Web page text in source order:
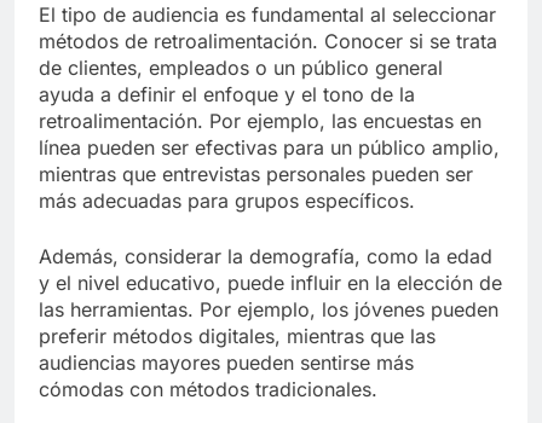
El tipo de audiencia es fundamental al seleccionar
métodos de retroalimentación. Conocer si se trata
de clientes, empleados o un público general
ayuda a definir el enfoque y el tono de la
retroalimentación. Por ejemplo, las encuestas en
línea pueden ser efectivas para un público amplio,
mientras que entrevistas personales pueden ser
más adecuadas para grupos específicos.
Además, considerar la demografía, como la edad
y el nivel educativo, puede influir en la elección de
las herramientas. Por ejemplo, los jóvenes pueden
preferir métodos digitales, mientras que las
audiencias mayores pueden sentirse más
cómodas con métodos tradicionales.